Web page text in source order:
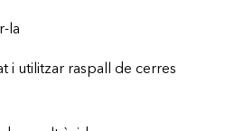
la
i utilitzar raspall de cerres